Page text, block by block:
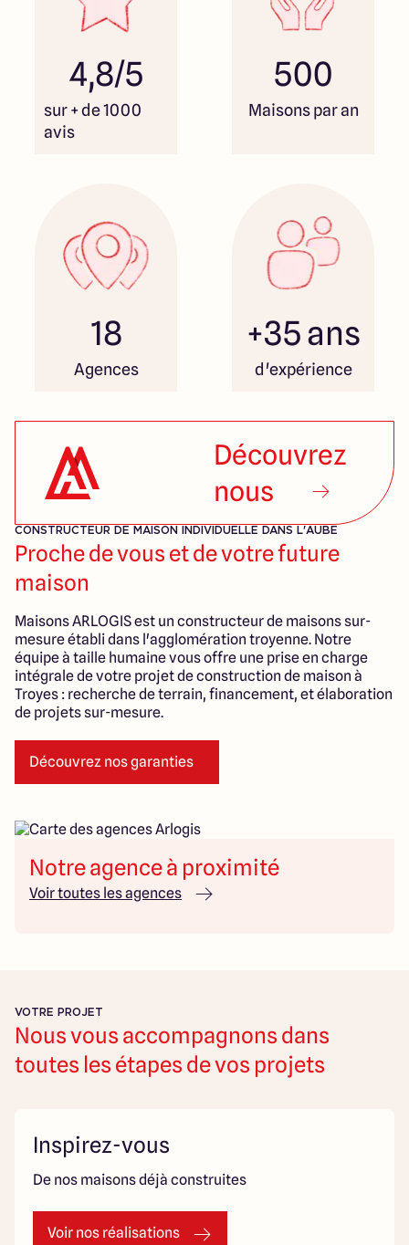
CONSTRUCTEUR DE MAISON INDIVIDUELLE DANS L'AUBE
Proche de vous et de votre future
maison
Maisons ARLOGIS est un constructeur de maisons sur-
mesure établi dans l'agglomération troyenne. Notre
équipe à taille humaine vous offre une prise en charge
intégrale de votre projet de construction de maison à
Troyes : recherche de terrain, financement, et élaboration
de projets sur-mesure.
Découvrez nos garanties
Notre agence à proximité
Voir toutes les agences
4,8/5
sur + de 1000
avis
500
Maisons par an
18
Agences
+35 ans
d'expérience
Découvrez
nous
VOTRE PROJET
Nous vous accompagnons dans
toutes les étapes de vos projets
Inspirez-vous
De nos maisons déjà construites
Voir nos réalisations